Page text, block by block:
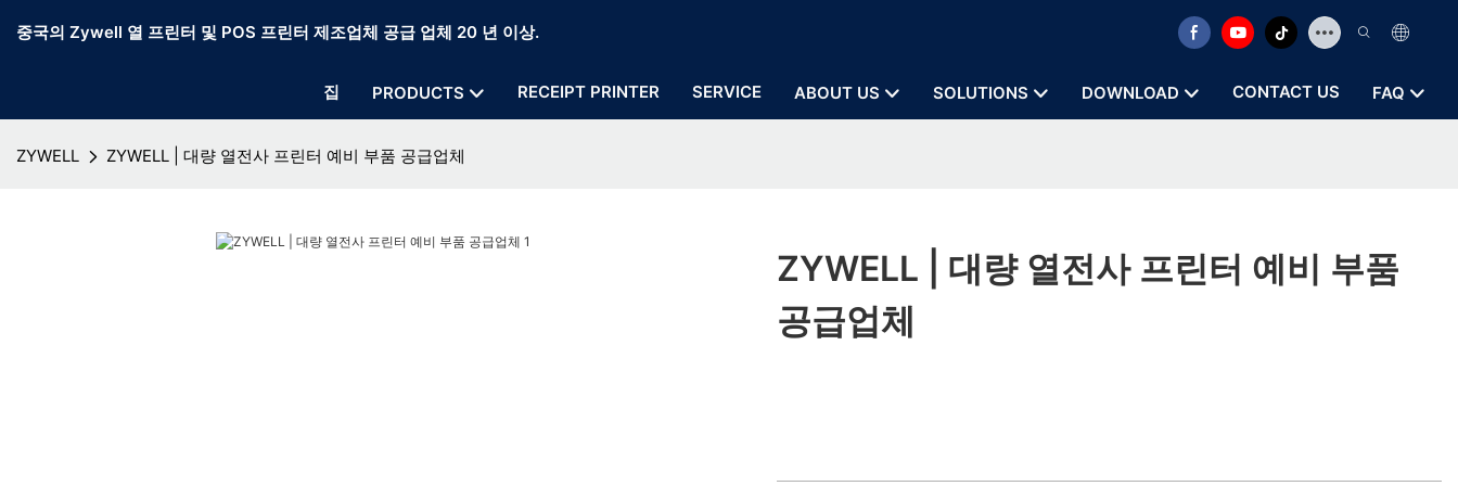
중국의 Zywell 열 프린터 및 POS 프린터 제조업체 공급 업체 20 년 이상.
집 PRODUCTS RECEIPT PRINTER SERVICE ABOUT US SOLUTIONS DOWNLOAD CONTACT US FAQ
ZYWELL ZYWELL | 대량 열전사 프린터 예비 부품 공급업체
ZYWELL | 대량 열전사 프린터 예비 부품
공급업체